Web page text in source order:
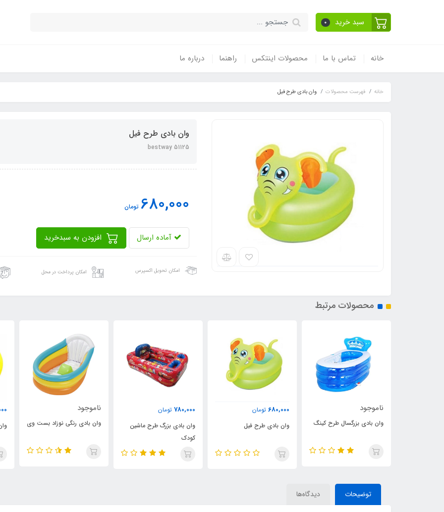
سبد خرید 0
خانه تماس با ما محصولات اینتکس راهنما درباره ما
خانه فهرست محصولات وان بادی طرح فیل
وان بادی طرح فیل
bestway 51125
680,000تومان
آماده ارسال
امکان تحویل اکسپرس امکان پرداخت در محل
محصولات مرتبط
680,000
وان بادی طرح فیل
780,000
وان بادی بزرگ طرح ماشین
ناموجود
وان بادی رنگی نوزاد بست وی
260,000
وان بادی کودک اینتکس
توضیحات دیدگاه‌ها